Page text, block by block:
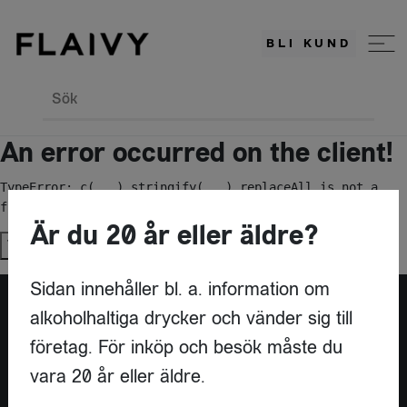
BLI KUND
Sök
An error occurred on the client!
TypeError: c(...).stringify(...).replaceAll is not a
function
Try again
Är du leverantör?
Är du 20 år eller äldre?
Sidan innehåller bl. a. information om
alkoholhaltiga drycker och vänder sig till
företag. För inköp och besök måste du
vara 20 år eller äldre.